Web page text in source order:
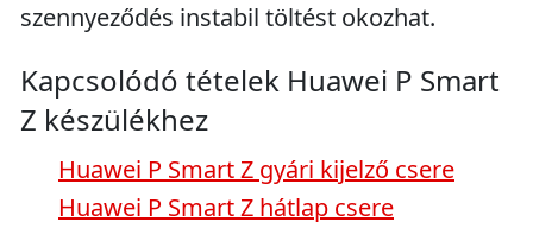
szennyeződés instabil töltést okozhat.
Kapcsolódó tételek Huawei P Smart
Z készülékhez
Huawei P Smart Z gyári kijelző csere
Huawei P Smart Z hátlap csere